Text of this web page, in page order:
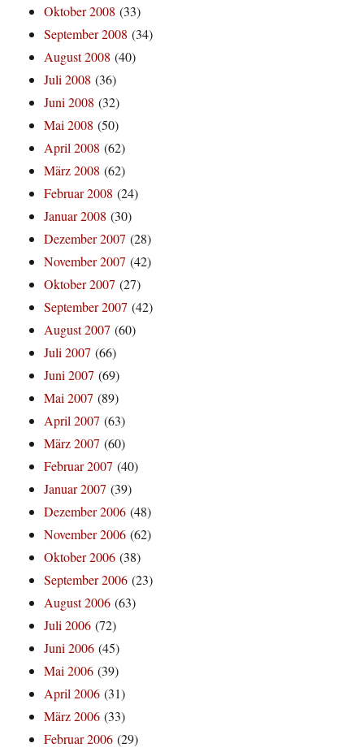
Oktober 2008 (33)
September 2008 (34)
August 2008 (40)
Juli 2008 (36)
Juni 2008 (32)
Mai 2008 (50)
April 2008 (62)
März 2008 (62)
Februar 2008 (24)
Januar 2008 (30)
Dezember 2007 (28)
November 2007 (42)
Oktober 2007 (27)
September 2007 (42)
August 2007 (60)
Juli 2007 (66)
Juni 2007 (69)
Mai 2007 (89)
April 2007 (63)
März 2007 (60)
Februar 2007 (40)
Januar 2007 (39)
Dezember 2006 (48)
November 2006 (62)
Oktober 2006 (38)
September 2006 (23)
August 2006 (63)
Juli 2006 (72)
Juni 2006 (45)
Mai 2006 (39)
April 2006 (31)
März 2006 (33)
Februar 2006 (29)